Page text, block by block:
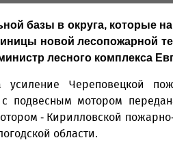
базы в округа, которые
новой лесопожарной
лесного комплекса
усиление Череповецкой
подвесным мотором
- Кирилловской
области.